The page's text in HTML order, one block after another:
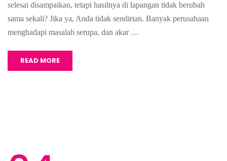
selesai disampaikan, tetapi hasilnya di lapangan tidak berubah
sama sekali? Jika ya, Anda tidak sendirian. Banyak perusahaan
menghadapi masalah serupa, dan akar …
READ MORE